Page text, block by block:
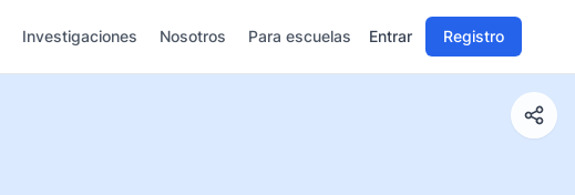
Investigaciones Nosotros Para escuelas Entrar Registro